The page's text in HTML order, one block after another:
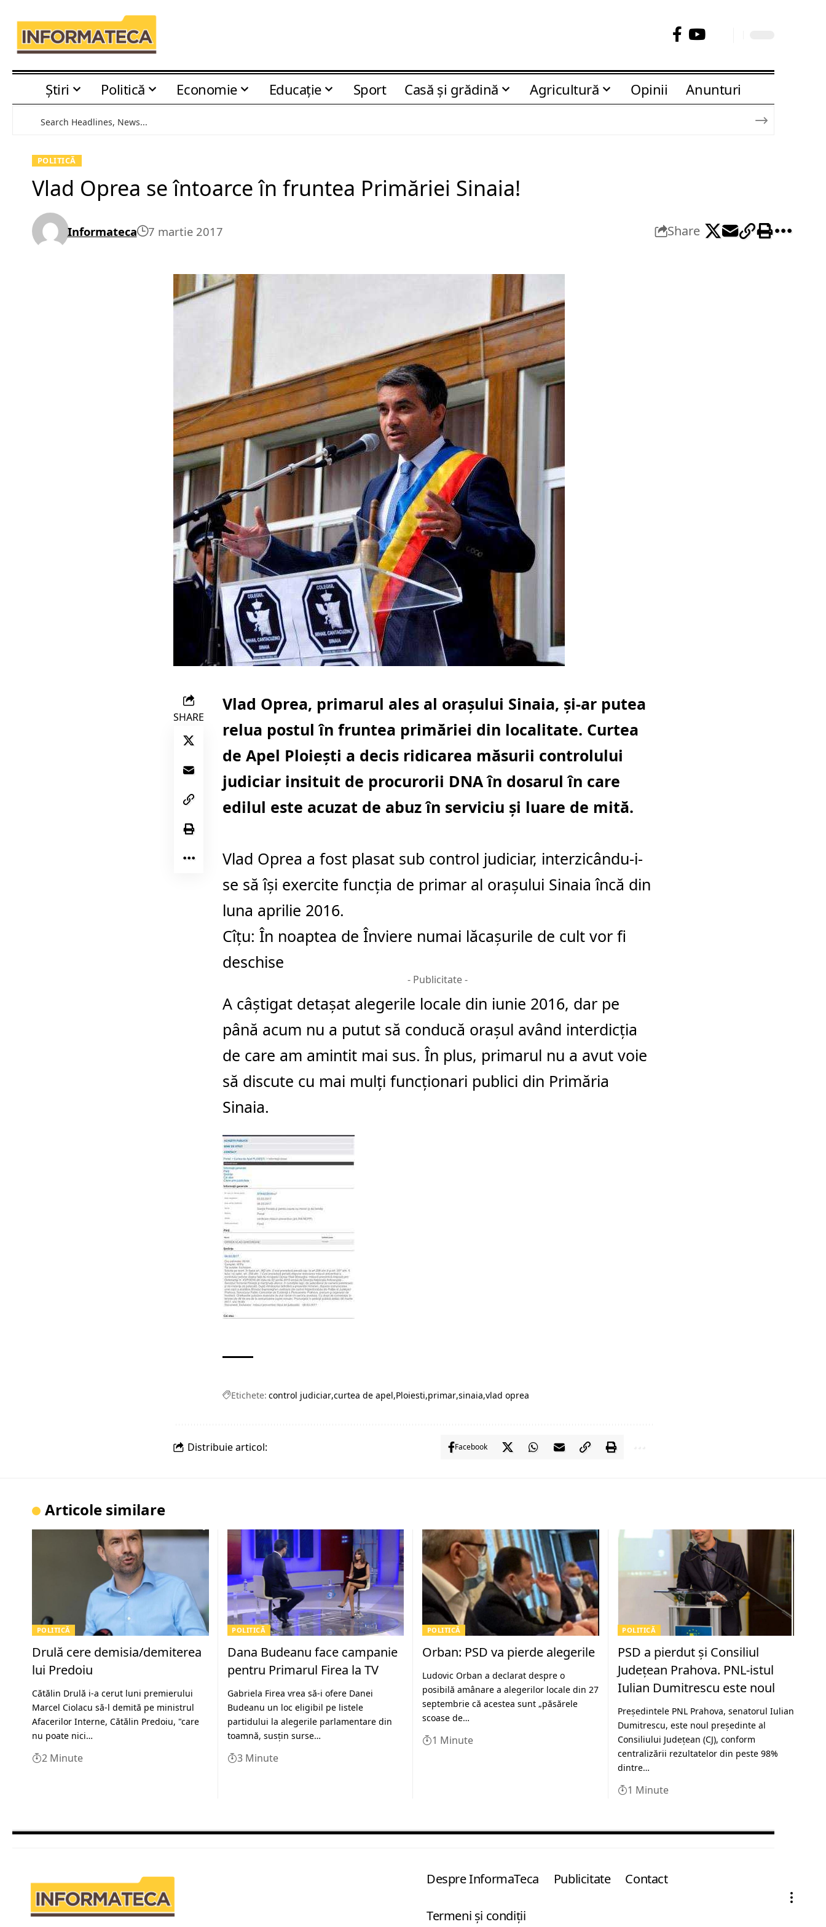
Știri Politică Economie Educaţie Sport Casă şi grădină Agricultură Opinii Anunturi
POLITICĂ
Vlad Oprea se întoarce în fruntea Primăriei Sinaia!
Informateca 7 martie 2017 Share
SHARE
Vlad Oprea, primarul ales al oraşului Sinaia, şi-ar putea
relua postul în fruntea primăriei din localitate. Curtea
de Apel Ploieşti a decis ridicarea măsurii controlului
judiciar insituit de procurorii DNA în dosarul în care
edilul este acuzat de abuz în serviciu şi luare de mită.
Vlad Oprea a fost plasat sub control judiciar, interzicându-i-
se să îşi exercite funcţia de primar al oraşului Sinaia încă din
luna aprilie 2016.
Cîţu: În noaptea de Înviere numai lăcaşurile de cult vor fi
deschise
- Publicitate -
A câştigat detaşat alegerile locale din iunie 2016, dar pe
până acum nu a putut să conducă oraşul având interdicţia
de care am amintit mai sus. În plus, primarul nu a avut voie
să discute cu mai mulţi funcţionari publici din Primăria
Sinaia.
Etichete: control judiciar curtea de apel Ploiesti primar sinaia vlad oprea
Distribuie articol: Facebook
Articole similare
POLITICĂ
Drulă cere demisia/demiterea
lui Predoiu
Cătălin Drulă i-a cerut luni premierului
Marcel Ciolacu să-l demită pe ministrul
Afacerilor Interne, Cătălin Predoiu, "care
nu poate nici…
2 Minute
POLITICĂ
Dana Budeanu face campanie
pentru Primarul Firea la TV
Gabriela Firea vrea să-i ofere Danei
Budeanu un loc eligibil pe listele
partidului la alegerile parlamentare din
toamnă, susţin surse…
3 Minute
POLITICĂ
Orban: PSD va pierde alegerile
Ludovic Orban a declarat despre o
posibilă amânare a alegerilor locale din 27
septembrie că acestea sunt „păsărele
scoase de…
1 Minute
POLITICĂ
PSD a pierdut și Consiliul
Județean Prahova. PNL-istul
Iulian Dumitrescu este noul
Președintele PNL Prahova, senatorul Iulian
Dumitrescu, este noul președinte al
Consiliului Județean (CJ), conform
centralizării rezultatelor din peste 98%
dintre…
1 Minute
Despre InformaTeca Publicitate Contact
Termeni şi condiţii